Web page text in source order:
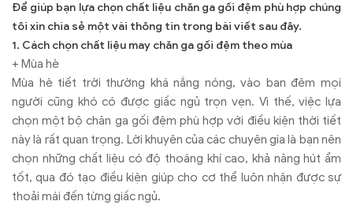
Để giúp bạn lựa chọn chất liệu chăn ga gối đệm phù hợp chúng
tôi xin chia sẻ một vài thông tin trong bài viết sau đây.
1. Cách chọn chất liệu may chăn ga gối đệm theo mùa
+ Mùa hè
Mùa hè tiết trời thường khá nắng nóng, vào ban đêm mọi
người cũng khó có được giấc ngủ trọn vẹn. Vì thế, việc lựa
chọn một bộ chăn ga gối đệm phù hợp với điều kiện thời tiết
này là rất quan trọng. Lời khuyên của các chuyên gia là bạn nên
chọn những chất liệu có độ thoáng khí cao, khả năng hút ẩm
tốt, qua đó tạo điều kiện giúp cho cơ thể luôn nhận được sự
thoải mái đến từng giấc ngủ.